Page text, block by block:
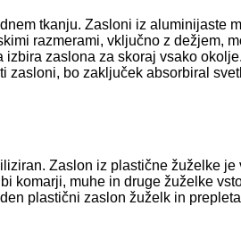
tkanju. Zasloni iz aluminijaste
razmerami, vključno z dežjem,
zaslona za skoraj vsako
bo zaključek absorbiral
Zaslon iz plastične žuželke
komarji, muhe in druge žuželke
plastični zaslon žuželk in